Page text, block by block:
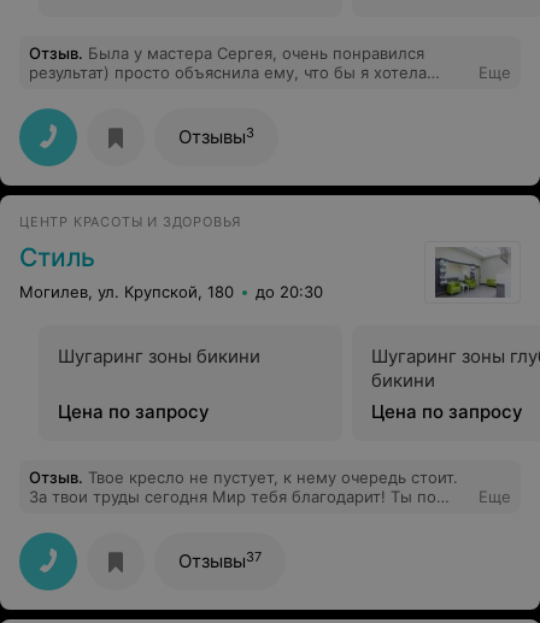
Отзыв. Была у мастера Сергея, очень понравился
результат) просто объяснила ему, что бы я хотела
отличии от тех парикмахеров, что спрашивают каждый
шаг)
Еще
Отзывы3
ЦЕНТР КРАСОТЫ И ЗДОРОВЬЯ
Стиль
Могилев, ул. Крупской, 180 до 20:30
Шугаринг зоны бикини
Цена по запросу
Шугаринг зоны
бикини
Цена по запросу
Отзыв. Твое кресло не пустует, к нему очередь стоит.
За твои труды сегодня Мир тебя благодарит! Ты по
улыбкой каждый скажет: "Парикмахеру почет!!!" Ты не
только парикмахер, но ещё психолог ты. Ты —
художник и создатель небывалой красоты! Бог
расчёсок, ножниц мастер, плойки с феном бригадир.
Ты рождаешь с каждой стрижкой красоту на этот мир!)
Еще
Отзывы37